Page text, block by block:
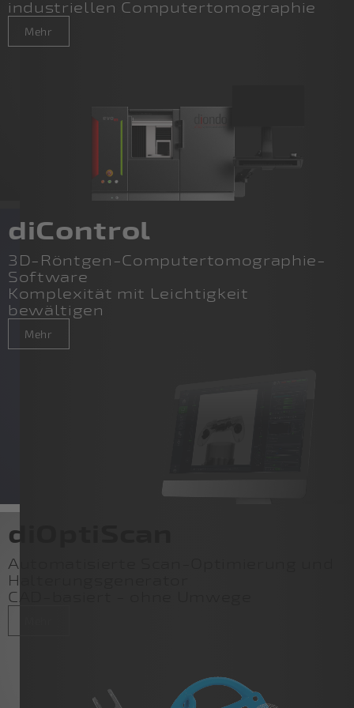
industriellen Computertomographie
Mehr
diControl
3D-Röntgen-Computertomographie-
Software
Komplexität mit Leichtigkeit
bewältigen
Mehr
diOptiScan
Automatisierte Scan-Optimierung und
Halterungsgenerator
CAD-basiert - ohne Umwege